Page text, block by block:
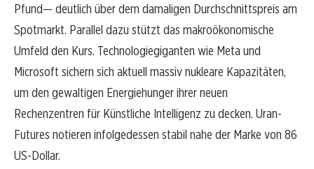
Pfund— deutlich über dem damaligen Durchschnittspreis am
Spotmarkt. Parallel dazu stützt das makroökonomische
Umfeld den Kurs. Technologiegiganten wie Meta und
Microsoft sichern sich aktuell massiv nukleare Kapazitäten,
um den gewaltigen Energiehunger ihrer neuen
Rechenzentren für Künstliche Intelligenz zu decken. Uran-
Futures notieren infolgedessen stabil nahe der Marke von 86
US-Dollar.